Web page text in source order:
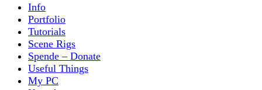
Info
Portfolio
Tutorials
Scene Rigs
Spende – Donate
Useful Things
My PC